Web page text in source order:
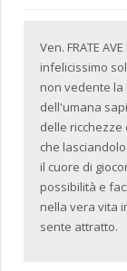
Ven. FRATE
infelicissimo
non vedente la
dell'umana
delle
che
il cuore di
possibilità e
nella vera vita
sente attratto.